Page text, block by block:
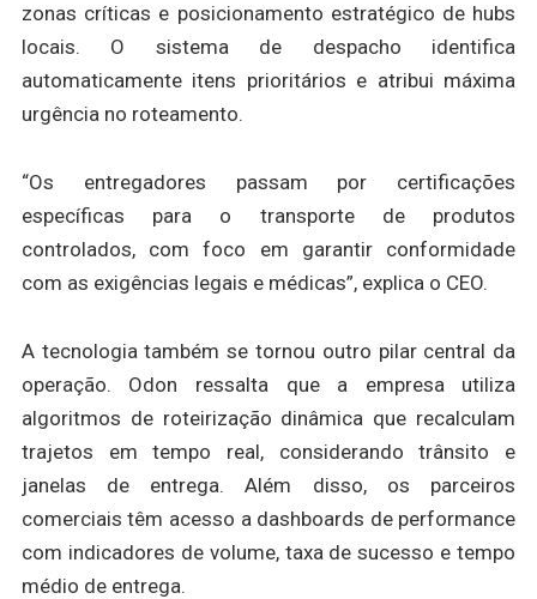
zonas críticas e posicionamento estratégico de hubs
locais. O sistema de despacho identifica
automaticamente itens prioritários e atribui máxima
urgência no roteamento.
“Os entregadores passam por certificações
específicas para o transporte de produtos
controlados, com foco em garantir conformidade
com as exigências legais e médicas”, explica o CEO.
A tecnologia também se tornou outro pilar central da
operação. Odon ressalta que a empresa utiliza
algoritmos de roteirização dinâmica que recalculam
trajetos em tempo real, considerando trânsito e
janelas de entrega. Além disso, os parceiros
comerciais têm acesso a dashboards de performance
com indicadores de volume, taxa de sucesso e tempo
médio de entrega.